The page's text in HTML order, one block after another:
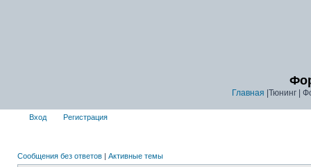
Главная |Тюнинг |
Вход Регистрация
Сообщения без ответов | Активные темы